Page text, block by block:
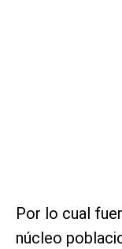
Por lo cual
núcleo